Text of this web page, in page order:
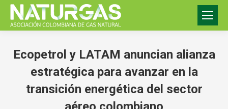
Ecopetrol y LATAM anuncian alianza
estratégica para avanzar en la
transición energética del sector